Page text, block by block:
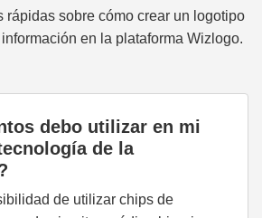
rápidas sobre cómo crear un logotipo
en la plataforma Wizlogo.
debo utilizar en mi
de la
de utilizar chips de